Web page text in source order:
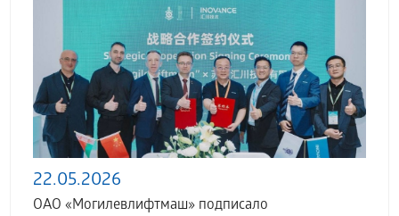
22.05.2026
ОАО «Могилевлифтмаш» подписало